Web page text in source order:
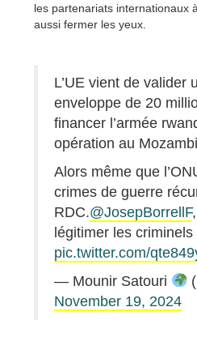
les partenariats internationaux
aussi fermer les yeux.
L’UE vient de valider
enveloppe de 20
financer l’armée
opération au
Alors même que
crimes de guerre
RDC.@JosepBorrellF
légitimer les criminels
pic.twitter.com/
— Mounir Satouri
November 19, 2024